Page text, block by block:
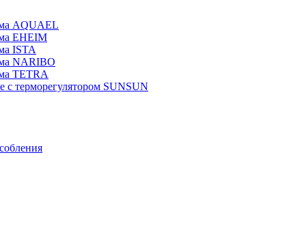
AQUAEL
EHEIM
ISTA
NARIBO
TETRA
с терморегулятором SUNSUN